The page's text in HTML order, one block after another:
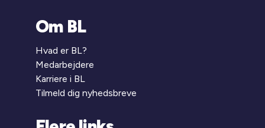
Om BL
Hvad er BL?
Medarbejdere
Karriere i BL
Tilmeld dig nyhedsbreve